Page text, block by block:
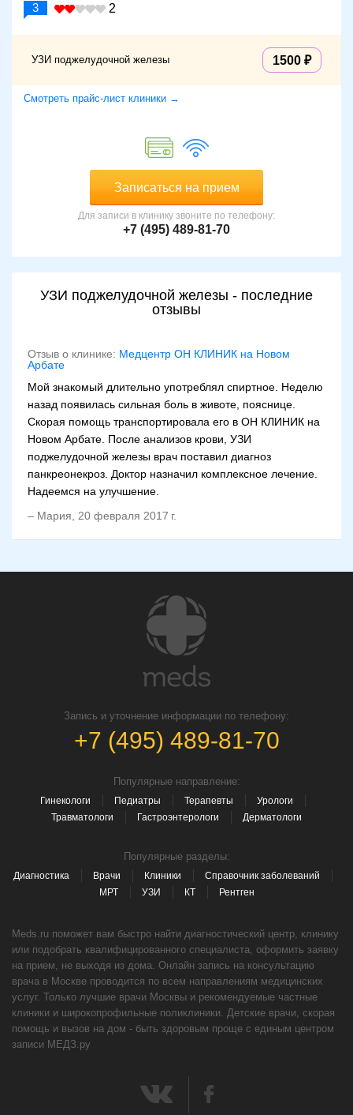
3 2
УЗИ поджелудочной железы 1500
Смотреть прайс-лист клиники →
Записаться на прием
Для записи в клинику звоните по телефону:
+7 (495) 489-81-70
УЗИ поджелудочной железы - последние
отзывы
Отзыв о клинике: Медцентр ОН КЛИНИК на Новом
Арбате
Мой знакомый длительно употреблял спиртное. Неделю
назад появилась сильная боль в животе, пояснице.
Скорая помощь транспортировала его в ОН КЛИНИК на
Новом Арбате. После анализов крови, УЗИ
поджелудочной железы врач поставил диагноз
панкреонекроз. Доктор назначил комплексное лечение.
Надеемся на улучшение.
– Мария, 20 февраля 2017 г.
Запись и уточнение информации по телефону:
+7 (495) 489-81-70
Популярные направление:
Гинекологи Педиатры Терапевты
Урологи
Травматологи
Гастроэнтерологи Дерматологи
Популярные разделы:
Диагностика Врачи Клиники
Справочник заболеваний
МРТ
УЗИ КТ Рентген
Meds.ru поможет вам быстро найти диагностический центр, клинику
или подобрать квалифицированного специалиста, оформить заявку
на прием, не выходя из дома. Онлайн запись на консультацию
врача в Москве проводится по всем направлениям медицинских
услуг. Только лучшие врачи Москвы и рекомендуемые частные
клиники и широкопрофильные поликлиники. Детские врачи, скорая
помощь и вызов на дом - быть здоровым проще с единым центром
записи МЕДЗ.ру